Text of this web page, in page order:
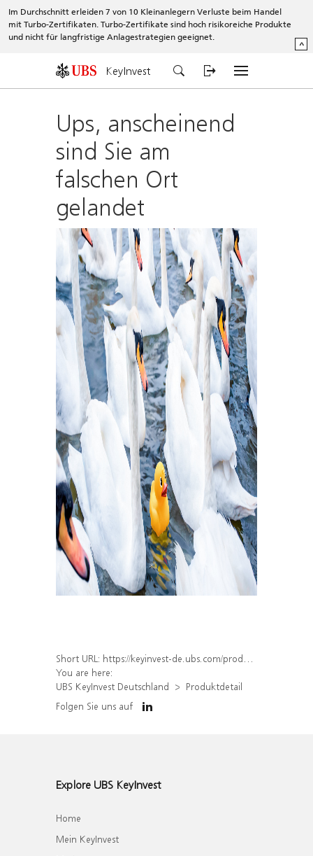
Im Durchschnitt erleiden 7 von 10 Kleinanlegern Verluste beim Handel
mit Turbo-Zertifikaten. Turbo-Zertifikate sind hoch risikoreiche Produkte
und nicht für langfristige Anlagestrategien geeignet.
^
KeyInvest
Ups, anscheinend
sind Sie am
falschen Ort
gelandet
Short URL: https://keyinvest-de.ubs.com/produkt/detail/index/isin/DE000WA83031
You are here:
UBS KeyInvest Deutschland
Produktdetail
Folgen Sie uns auf
Explore UBS KeyInvest
Home
Mein KeyInvest